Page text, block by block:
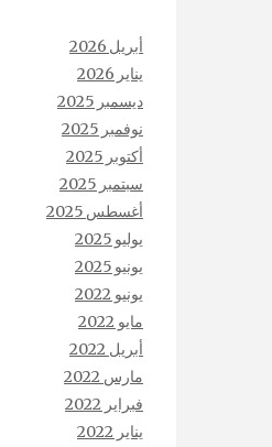
أبريل 2026
يناير 2026
ديسمبر 2025
نوفمبر 2025
أكتوبر 2025
سبتمبر 2025
أغسطس 2025
يوليو 2025
يونيو 2025
يونيو 2022
مايو 2022
أبريل 2022
مارس 2022
فبراير 2022
يناير 2022